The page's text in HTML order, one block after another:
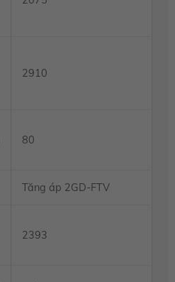
2910
80
Tăng áp 2GD-FTV
2393